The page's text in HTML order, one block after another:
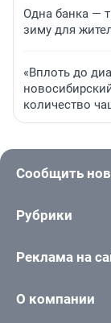
Одна банка —
зиму для
«Вплоть до
количество
Сообщить
Рубрики
Реклама на
О компании